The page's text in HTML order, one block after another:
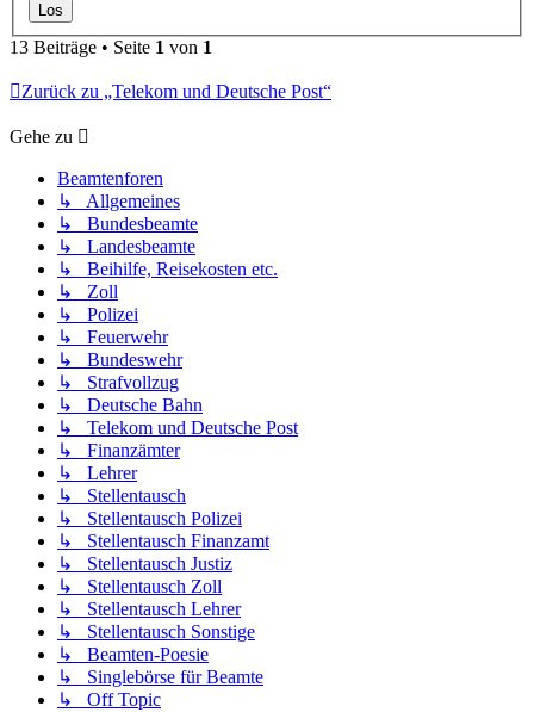
13 Beiträge • Seite 1 von 1
Zurück zu „Telekom und Deutsche Post“
Gehe zu
Beamtenforen
↳ Allgemeines
↳ Bundesbeamte
↳ Landesbeamte
↳ Beihilfe, Reisekosten etc.
↳ Zoll
↳ Polizei
↳ Feuerwehr
↳ Bundeswehr
↳ Strafvollzug
↳ Deutsche Bahn
↳ Telekom und Deutsche Post
↳ Finanzämter
↳ Lehrer
↳ Stellentausch
↳ Stellentausch Polizei
↳ Stellentausch Finanzamt
↳ Stellentausch Justiz
↳ Stellentausch Zoll
↳ Stellentausch Lehrer
↳ Stellentausch Sonstige
↳ Beamten-Poesie
↳ Singlebörse für Beamte
↳ Off Topic